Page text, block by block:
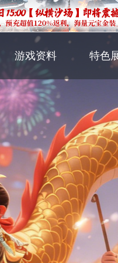
【西游】神兽版新版本
首款骑战回合制端游
回合制游戏
醉红楼
醉八仙
【西游】神兽版
游戏资料 特色
游戏背景
界面介绍
帮助指引
鼠标
游戏